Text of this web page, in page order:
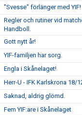
"Svesse" förlänger med YIF!
Regler och rutiner vid
Handboll.
Gott nytt år!
YIF-familjen har sorg.
Engla i Skånelaget!
Herr-U - IFK Karlskrona 18/
Saknad, aldrig glömd.
Fem YIF:are i Skånelaget